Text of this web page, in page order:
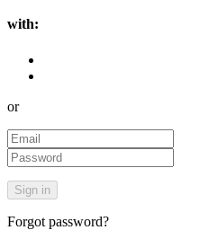
with:
or
Forgot password?